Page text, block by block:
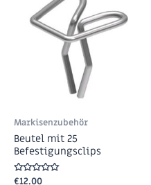
Markisenzubehör
Beutel mit 25
Befestigungsclips
Bewertet
€12.00